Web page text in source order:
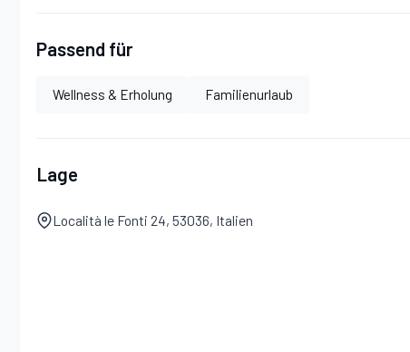
Passend für
Wellness & Erholung Familienurlaub
Lage
Località le Fonti 24, 53036, Italien